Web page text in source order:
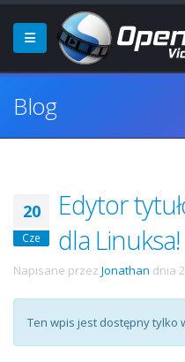
Blog
20
Cze
Edytor
dla Linuksa!
Napisane przez Jonathan dnia
Ten wpis jest dostępny tylko